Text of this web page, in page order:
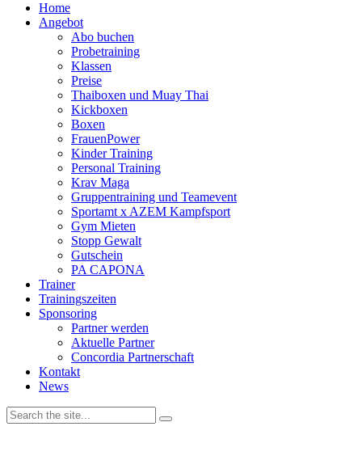
Home
Angebot
Abo buchen
Probetraining
Klassen
Preise
Thaiboxen und Muay Thai
Kickboxen
Boxen
FrauenPower
Kinder Training
Personal Training
Krav Maga
Gruppentraining und Teamevent
Sportamt x AZEM Kampfsport
Gym Mieten
Stopp Gewalt
Gutschein
PA CAPONA
Trainer
Trainingszeiten
Sponsoring
Partner werden
Aktuelle Partner
Concordia Partnerschaft
Kontakt
News